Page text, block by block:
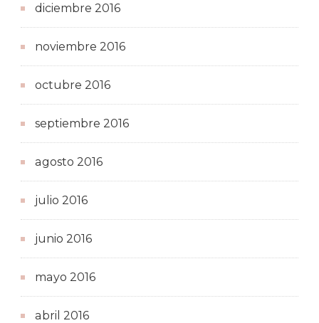
diciembre 2016
noviembre 2016
octubre 2016
septiembre 2016
agosto 2016
julio 2016
junio 2016
mayo 2016
abril 2016